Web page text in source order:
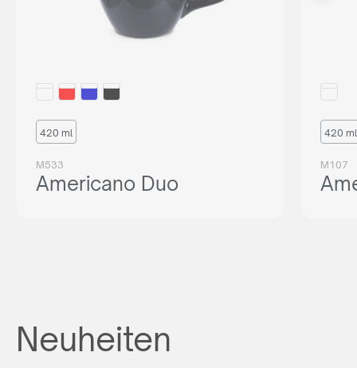
420 ml
M533
Americano Duo
420 ml
M107
Neuheiten